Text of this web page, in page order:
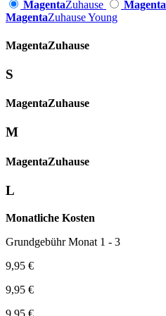
MagentaZuhause Magenta
MagentaZuhause Young
Magenta­Zuhause
S
Magenta­Zuhause
M
Magenta­Zuhause
L
Monatliche Kosten
Grundgebühr Monat 1 - 3
9,95 €
9,95 €
9,95 €